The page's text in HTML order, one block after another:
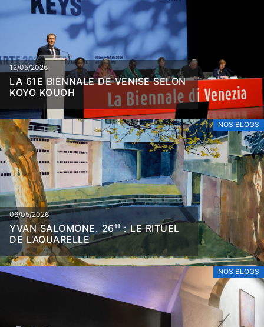
12/05/2026
LA 61E BIENNALE DE VENISE SELON
KOYO KOUOH
NOS BLOGS
06/05/2026
YVAN SALOMONE. 26¹¹ : LE RITUEL
DE L’AQUARELLE
NOS BLOGS